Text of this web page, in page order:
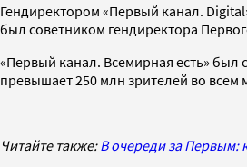
Гендиректором «Первый канал.
был советником гендиректора
«Первый канал. Всемирная есть» был
превышает 250 млн зрителей во всем
Читайте также:В очереди за Первым: